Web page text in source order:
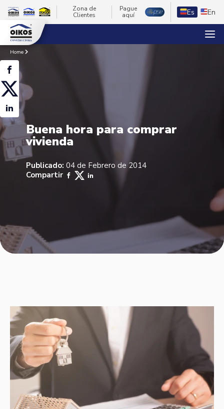
Zona de
Clientes
Pague
aquí
Es En
Home
Buena hora para comprar
vivienda
Publicado: 04 de Febrero de 2014
Compartir